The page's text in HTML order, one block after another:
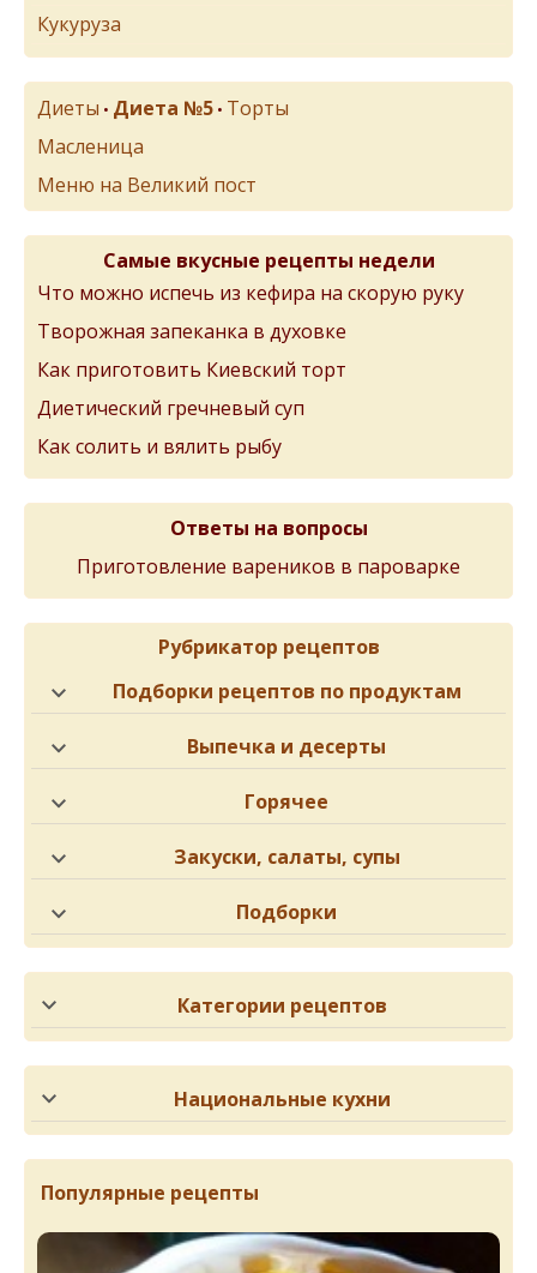
Кукуруза
Диеты • Диета №5 • Торты
Масленица
Меню на Великий пост
Самые вкусные рецепты недели
Что можно испечь из кефира на скорую руку
Творожная запеканка в духовке
Как приготовить Киевский торт
Диетический гречневый суп
Как солить и вялить рыбу
Ответы на вопросы
Приготовление вареников в пароварке
Рубрикатор рецептов
Подборки рецептов по продуктам
Выпечка и десерты
Горячее
Закуски, салаты, супы
Подборки
Категории рецептов
Национальные кухни
Популярные рецепты